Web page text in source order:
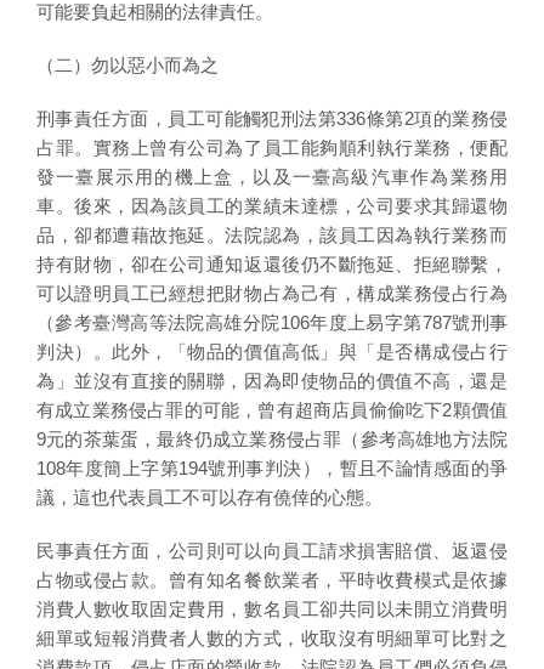
可能要負起相關的法律責任。
（二）勿以惡小而為之
刑事責任方面，員工可能觸犯刑法第336條第2項的業務侵
占罪。實務上曾有公司為了員工能夠順利執行業務，便配
發一臺展示用的機上盒，以及一臺高級汽車作為業務用
車。後來，因為該員工的業績未達標，公司要求其歸還物
品，卻都遭藉故拖延。法院認為，該員工因為執行業務而
持有財物，卻在公司通知返還後仍不斷拖延、拒絕聯繫，
可以證明員工已經想把財物占為己有，構成業務侵占行為
（參考臺灣高等法院高雄分院106年度上易字第787號刑事
判決）。此外，「物品的價值高低」與「是否構成侵占行
為」並沒有直接的關聯，因為即使物品的價值不高，還是
有成立業務侵占罪的可能，曾有超商店員偷偷吃下2顆價值
9元的茶葉蛋，最終仍成立業務侵占罪（參考高雄地方法院
108年度簡上字第194號刑事判決），暫且不論情感面的爭
議，這也代表員工不可以存有僥倖的心態。
民事責任方面，公司則可以向員工請求損害賠償、返還侵
占物或侵占款。曾有知名餐飲業者，平時收費模式是依據
消費人數收取固定費用，數名員工卻共同以未開立消費明
細單或短報消費者人數的方式，收取沒有明細單可比對之